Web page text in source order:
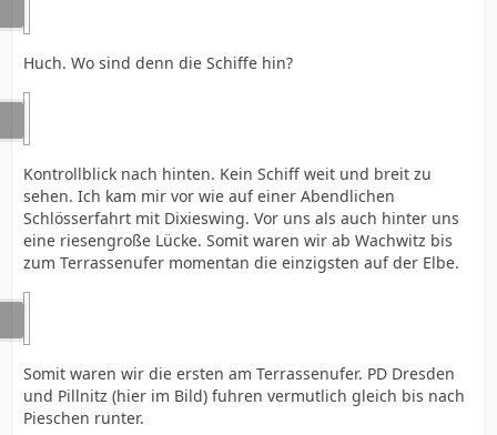
Huch. Wo sind denn die Schiffe hin?
Kontrollblick nach hinten. Kein Schiff weit und breit zu
sehen. Ich kam mir vor wie auf einer Abendlichen
Schlösserfahrt mit Dixieswing. Vor uns als auch hinter uns
eine riesengroße Lücke. Somit waren wir ab Wachwitz bis
zum Terrassenufer momentan die einzigsten auf der Elbe.
Somit waren wir die ersten am Terrassenufer. PD Dresden
und Pillnitz (hier im Bild) fuhren vermutlich gleich bis nach
Pieschen runter.